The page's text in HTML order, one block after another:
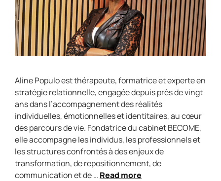
Aline Populo est thérapeute, formatrice et experte en
stratégie relationnelle, engagée depuis près de vingt
ans dans l’accompagnement des réalités
individuelles, émotionnelles et identitaires, au cœur
des parcours de vie. Fondatrice du cabinet BECOME,
elle accompagne les individus, les professionnels et
les structures confrontés à des enjeux de
transformation, de repositionnement, de
communication et de … Read more